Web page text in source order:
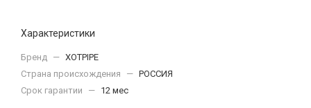
Характеристики
Бренд — XOTPIPE
Страна происхождения
— РОССИЯ
Срок гарантии
— 12 мес